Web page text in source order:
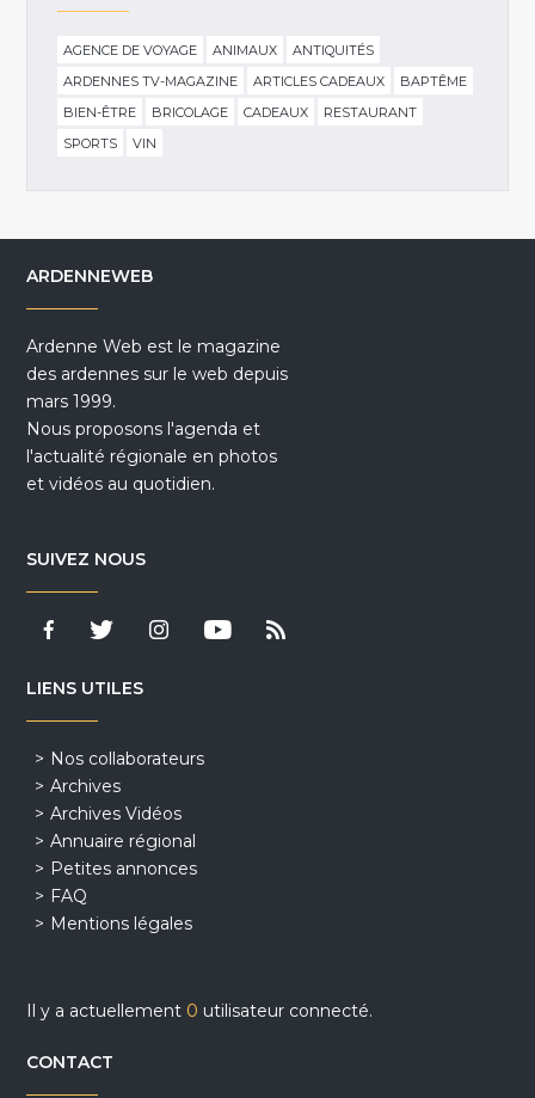
AGENCE DE VOYAGE ANIMAUX
ANTIQUITÉS
ARDENNES TV-MAGAZINE
ARTICLES CADEAUX
BAPTÊME
BIEN-ÊTRE
BRICOLAGE CADEAUX
RESTAURANT
SPORTS
VIN
ARDENNEWEB
Ardenne Web est le magazine
des ardennes sur le web depuis
mars 1999.
Nous proposons l'agenda et
l'actualité régionale en photos
et vidéos au quotidien.
SUIVEZ NOUS
LIENS UTILES
Nos collaborateurs
Archives
Archives Vidéos
Annuaire régional
Petites annonces
FAQ
Mentions légales
Il y a actuellement 0 utilisateur connecté.
CONTACT